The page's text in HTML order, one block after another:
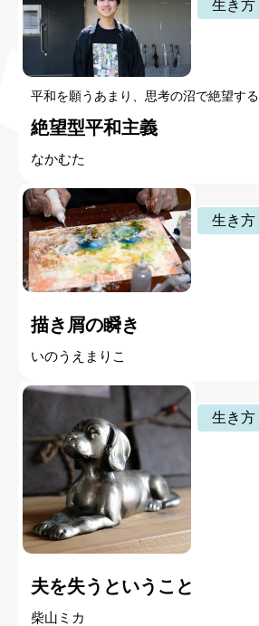
生き方
平和を願うあまり、思考の沼で絶望する
絶望型平和主義
なかむた
生き方
描き屑の瞬き
いのうえまりこ
生き方
夫を失うということ
柴山ミカ